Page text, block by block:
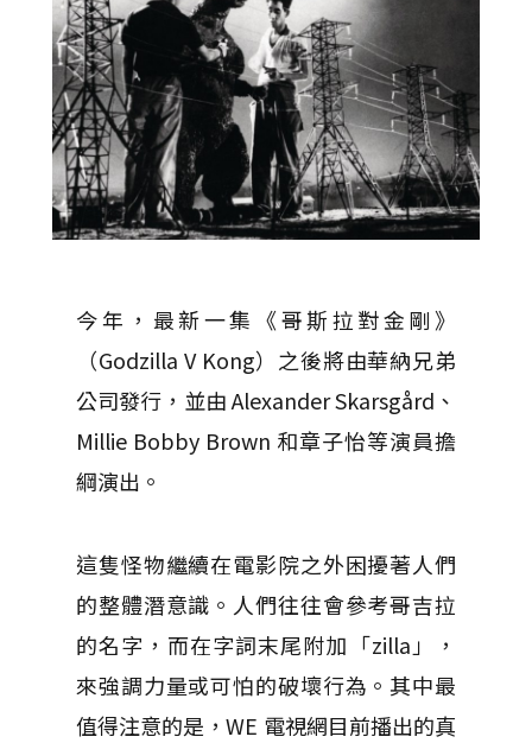
今年，最新一集《哥斯拉對金剛》
（Godzilla V Kong）之後將由華納兄弟
公司發行，並由 Alexander Skarsgård、
Millie Bobby Brown 和章子怡等演員擔
綱演出。
這隻怪物繼續在電影院之外困擾著人們
的整體潛意識。人們往往會參考哥吉拉
的名字，而在字詞末尾附加「zilla」，
來強調力量或可怕的破壞行為。其中最
值得注意的是，WE 電視網目前播出的真